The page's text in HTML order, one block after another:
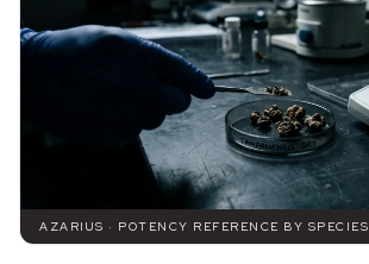
AZARIUS · POTENCY REFERENCE BY SPECIES